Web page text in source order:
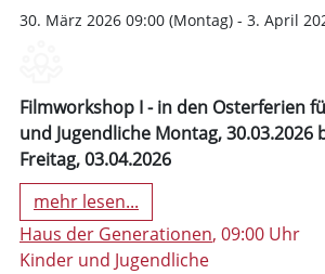
30. März 2026 09:00 (Montag) - 3. April
Filmworkshop I - in den Osterferien
und Jugendliche Montag, 30.03.2026
Freitag, 03.04.2026
mehr lesen...
Haus der Generationen, 09:00 Uhr
Kinder und Jugendliche